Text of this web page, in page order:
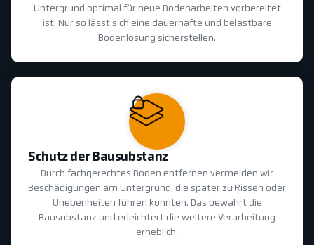
Untergrund optimal für neue Bodenarbeiten vorbereitet
ist. Nur so lässt sich eine dauerhafte und belastbare
Bodenlösung sicherstellen.
Schutz der Bausubstanz
Durch fachgerechtes Boden entfernen vermeiden wir
Beschädigungen am Untergrund, die später zu Rissen oder
Unebenheiten führen könnten. Das bewahrt die
Bausubstanz und erleichtert die weitere Verarbeitung
erheblich.